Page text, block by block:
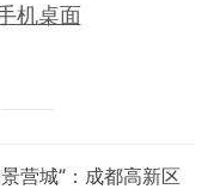
机桌面
营城”：成都高新区